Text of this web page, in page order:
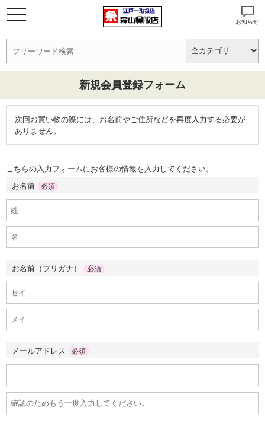
お知らせ
新規会員登録フォーム
次回お買い物の際には、お名前やご住所などを再度入力する必要が
ありません。
こちらの入力フォームにお客様の情報を入力してください。
お名前
必須
お名前（フリガナ） 必須
メールアドレス 必須